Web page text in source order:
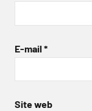
E-mail *
Site web